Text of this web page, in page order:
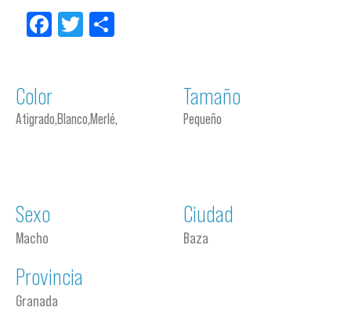
Facebook
Twitter
Color
Atigrado,Blanco,Merlé,
Tamaño
Pequeño
Sexo
Macho
Ciudad
Baza
Provincia
Granada